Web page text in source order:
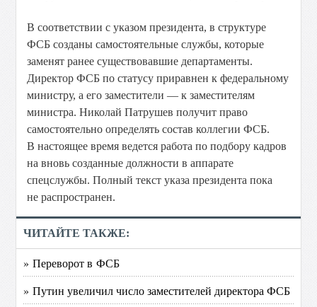
В соответствии с указом президента, в структуре
ФСБ созданы самостоятельные службы, которые
заменят ранее существовавшие департаменты.
Директор ФСБ по статусу приравнен к федеральному
министру, а его заместители — к заместителям
министра. Николай Патрушев получит право
самостоятельно определять состав коллегии ФСБ.
В настоящее время ведется работа по подбору кадров
на вновь созданные должности в аппарате
спецслужбы. Полный текст указа президента пока
не распространен.
ЧИТАЙТЕ ТАКЖЕ:
» Переворот в ФСБ
» Путин увеличил число заместителей директора ФСБ